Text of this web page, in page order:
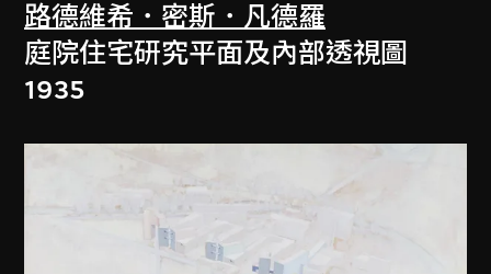
路德維希．密斯．凡德羅
庭院住宅研究平面及內部透視圖
1935